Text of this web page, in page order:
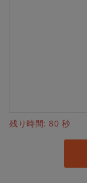
残り時間: 80 秒